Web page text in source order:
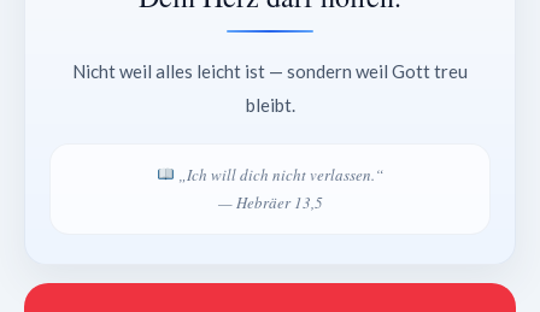
Nicht weil alles leicht ist — sondern weil Gott treu
bleibt.
„Ich will dich nicht verlassen.“
— Hebräer 13,5